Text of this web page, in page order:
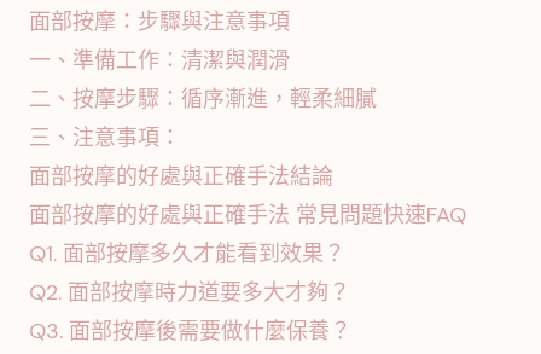
面部按摩：步驟與注意事項
一、準備工作：清潔與潤滑
二、按摩步驟：循序漸進，輕柔細膩
三、注意事項：
面部按摩的好處與正確手法結論
面部按摩的好處與正確手法 常見問題快速FAQ
Q1. 面部按摩多久才能看到效果？
Q2. 面部按摩時力道要多大才夠？
Q3. 面部按摩後需要做什麼保養？